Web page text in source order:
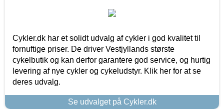
Cykler.dk har et solidt udvalg af cykler i god kvalitet til
fornuftige priser. De driver Vestjyllands største
cykelbutik og kan derfor garantere god service, og hurtig
levering af nye cykler og cykeludstyr. Klik her for at se
deres udvalg.
Se udvalget på Cykler.dk